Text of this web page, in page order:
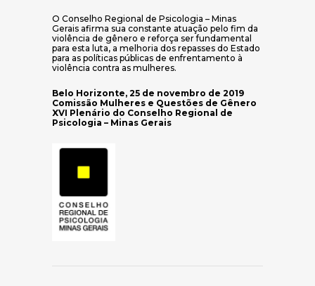
O Conselho Regional de Psicologia – Minas
Gerais afirma sua constante atuação pelo fim da
violência de gênero e reforça ser fundamental
para esta luta, a melhoria dos repasses do Estado
para as políticas públicas de enfrentamento à
violência contra as mulheres.
Belo Horizonte, 25 de novembro de 2019
Comissão Mulheres e Questões de Gênero
XVI Plenário do Conselho Regional de
Psicologia – Minas Gerais